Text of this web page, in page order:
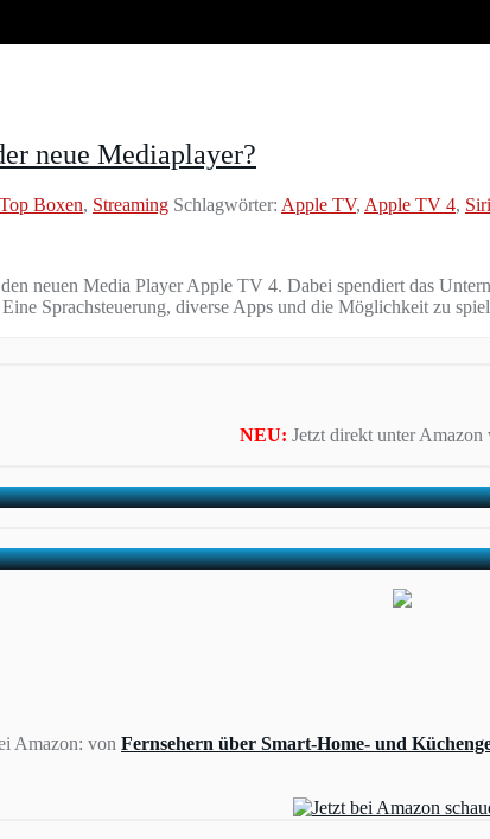
neue Mediaplayer?
Boxen, Streaming Schlagwörter: Apple TV, Apple TV 4,
neuen Media Player Apple TV 4. Dabei spendiert das
Sprachsteuerung, diverse Apps und die Möglichkeit zu
NEU: Jetzt direkt unter Amazon
Amazon: von Fernsehern über Smart-Home- und